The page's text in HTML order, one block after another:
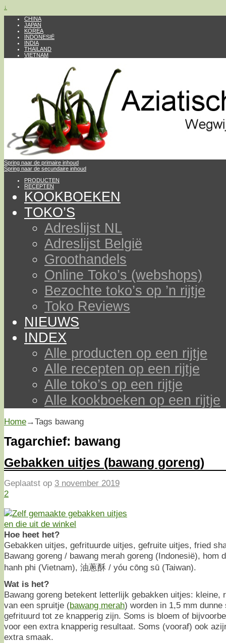
↓
CHINA
JAPAN
KOREA
INDONESIË
INDIA
THAILAND
VIETNAM
Spring naar de primaire inhoud
Spring naar de secundaire inhoud
PRODUCTEN
RECEPTEN
KOOKBOEKEN
TOKO’S
Adreslijst NL
Adreslijst België
Groothandels
Online Toko’s (webshops)
Bezochte toko’s op ’n rijtje
Toko Reviews
NIEUWS
INDEX
Alle producten op een rijtje
Alle recepten op een rijtje
Alle toko’s op een rijtje
Alle kookboeken op een rijtje
Home→Tags bawang
Tagarchief: bawang
Gebakken uitjes (bawang goreng)
Geplaatst op 3 november 2019
2
Hoe heet het?
Gebakken uitjes, gefrituurde uitjes, gefruite uitjes, fried
Bawang goreng / bawang merah goreng (Indonesië), hom
hanh phi (Vietnam), 油蔥酥 / yóu cōng sū (Taiwan).
Wat is het?
Bawang goreng betekent letterlijk gebakken uitjes: kleine,
van een spruitje (bawang merah) worden in 1,5 mm
gefrituurd tot ze knapperig zijn. Soms is bloem of
voor een extra knapperig resultaat. Soms (vooraf) ook
extra smaak.